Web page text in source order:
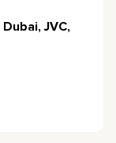
Dubai, JVC,